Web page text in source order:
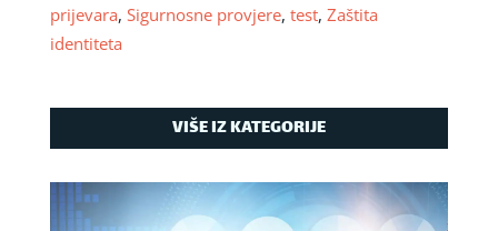
prijevara, Sigurnosne provjere, test, Zaštita
identiteta
VIŠE IZ KATEGORIJE